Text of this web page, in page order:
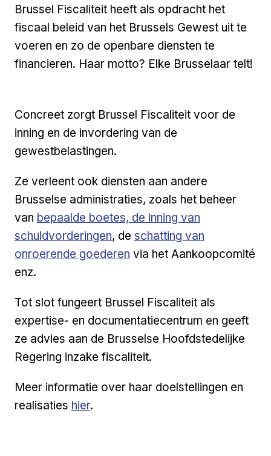
Brussel Fiscaliteit heeft als opdracht het
fiscaal beleid van het Brussels Gewest uit te
voeren en zo de openbare diensten te
financieren. Haar motto? Elke Brusselaar telt!
Concreet zorgt Brussel Fiscaliteit voor de
inning en de invordering van de
gewestbelastingen.
Ze verleent ook diensten aan andere
Brusselse administraties, zoals het beheer
van Externe link
bepaalde boetes, de inning van
schuldvorderingen, de Externe link
schatting van
onroerende goederen via het Aankoopcomité
enz.
Tot slot fungeert Brussel Fiscaliteit als
expertise- en documentatiecentrum en geeft
ze advies aan de Brusselse Hoofdstedelijke
Regering inzake fiscaliteit.
Meer informatie over haar doelstellingen en
realisaties Externe link
hier.